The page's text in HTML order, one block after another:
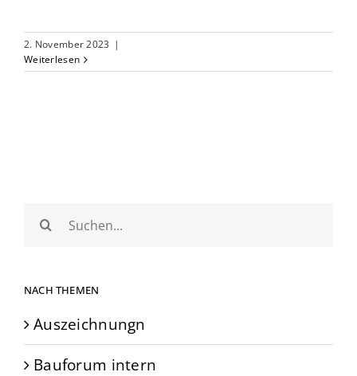
2. November 2023 |
Weiterlesen
Suche
nach:
NACH THEMEN
Auszeichnungn
Bauforum intern